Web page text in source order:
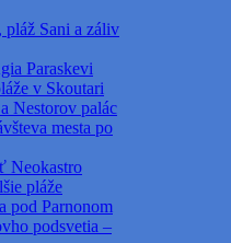
Sani a záliv
Paraskevi
v Skoutari
Nestorov palác
mesta po
Neokastro
pláže
pod Parnonom
podsvetia –